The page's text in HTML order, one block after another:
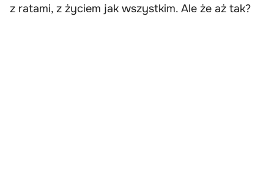
z ratami, z życiem jak wszystkim. Ale że aż tak?